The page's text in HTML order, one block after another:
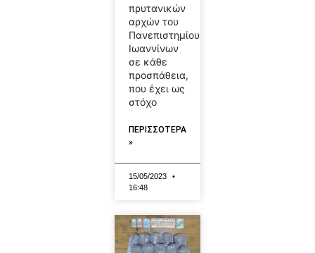
πρυτανικών
αρχών του
Πανεπιστημίου
Ιωαννίνων
σε κάθε
προσπάθεια,
που έχει ως
στόχο
ΠΕΡΙΣΣΟΤΕΡΑ
»
15/05/2023
16:48